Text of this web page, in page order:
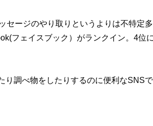
セージのやり取りというよりは不特定
フェイスブック）がランクイン。4位
り調べ物をしたりするのに便利なSNS